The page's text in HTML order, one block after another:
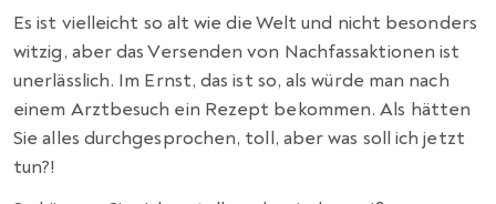
Es ist vielleicht so alt wie die Welt und nicht besonders
witzig, aber das Versenden von Nachfassaktionen ist
unerlässlich. Im Ernst, das ist so, als würde man nach
einem Arztbesuch ein Rezept bekommen. Als hätten
Sie alles durchgesprochen, toll, aber was soll ich jetzt
tun?!